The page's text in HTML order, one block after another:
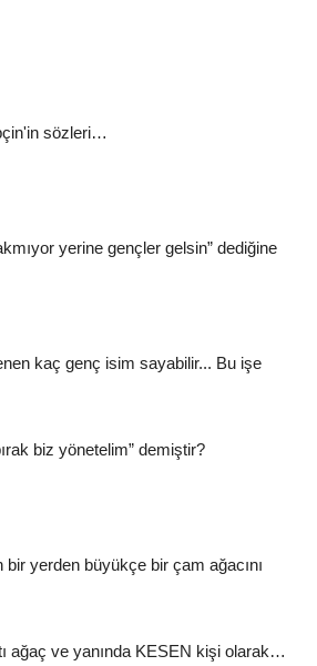
sözleri…
yerine gençler gelsin” dediğine
kaç genç isim sayabilir... Bu işe
biz yönetelim” demiştir?
bir yerden büyükçe bir çam ağacını
ağaç ve yanında KESEN kişi olarak…